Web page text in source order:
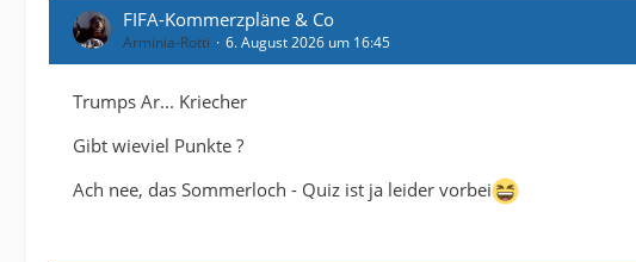
FIFA-Kommerzpläne & Co
Arminia-Rotti 6. August 2026 um 16:45
Trumps Ar... Kriecher
Gibt wieviel Punkte ?
Ach nee, das Sommerloch - Quiz ist ja leider vorbei